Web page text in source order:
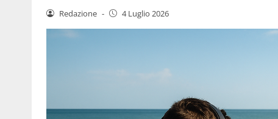
Redazione - 4 Luglio 2026